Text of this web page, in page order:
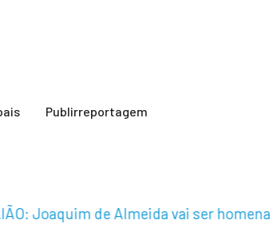
Publirreportagem
Joaquim de Almeida vai ser